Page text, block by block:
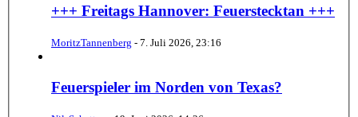
+++ Freitags Hannover: Feuerstecktan +++
MoritzTannenberg - 7. Juli 2026, 23:16
Feuerspieler im Norden von Texas?